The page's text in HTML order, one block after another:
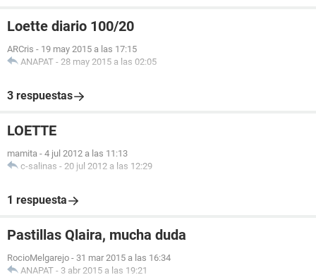
Loette diario 100/20
ARCris - 19 may 2015 a las 17:15
ANAPAT - 28 may 2015 a las 02:05
3 respuestas
LOETTE
mamita - 4 jul 2012 a las 11:13
c-salinas - 20 jul 2012 a las 12:29
1 respuesta
Pastillas Qlaira, mucha duda
RocioMelgarejo - 31 mar 2015 a las 16:34
ANAPAT - 3 abr 2015 a las 19:21